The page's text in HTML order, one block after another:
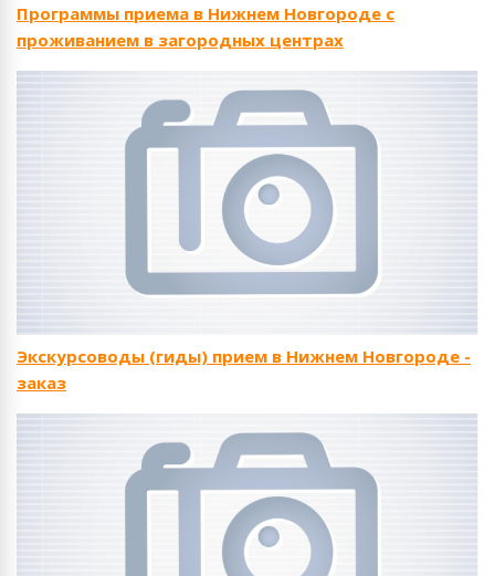
Программы приема в Нижнем Новгороде с
проживанием в загородных центрах
Экскурсоводы (гиды) прием в Нижнем Новгороде -
заказ